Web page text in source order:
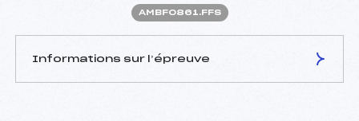
AMBF0861.FFS
Informations sur l’épreuve